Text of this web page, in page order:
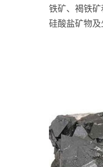
铁矿、褐铁
硅酸盐矿物及